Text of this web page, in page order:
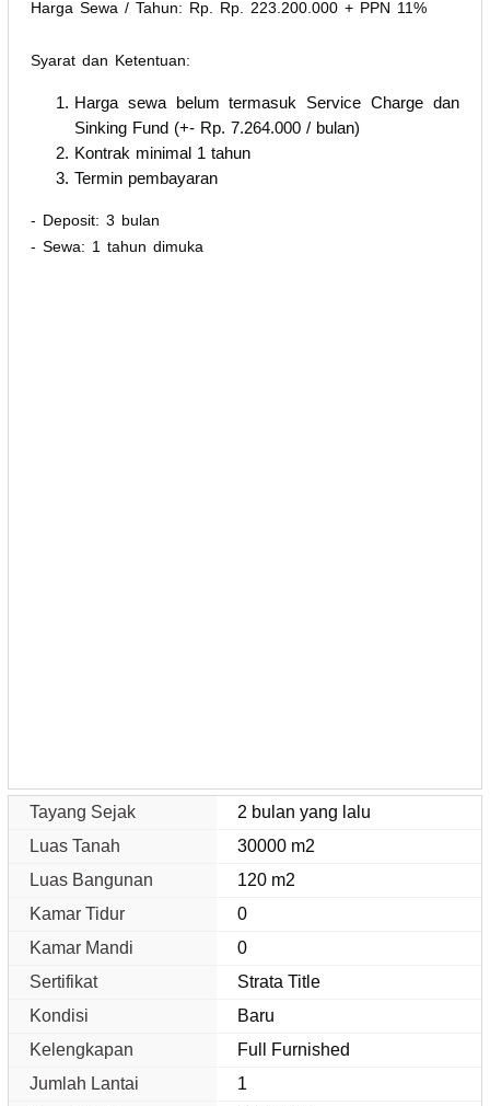
Harga Sewa / Tahun: Rp. Rp. 223.200.000 + PPN 11%
Syarat dan Ketentuan:
Harga sewa belum termasuk Service Charge dan
Sinking Fund (+- Rp. 7.264.000 / bulan)
Kontrak minimal 1 tahun
Termin pembayaran
- Deposit: 3 bulan
- Sewa: 1 tahun dimuka
Tayang Sejak
2 bulan yang lalu
Luas Tanah
30000 m2
Luas Bangunan
120 m2
Kamar Tidur
0
Kamar Mandi
0
Sertifikat
Strata Title
Kondisi
Baru
Kelengkapan
Full Furnished
Jumlah Lantai
1